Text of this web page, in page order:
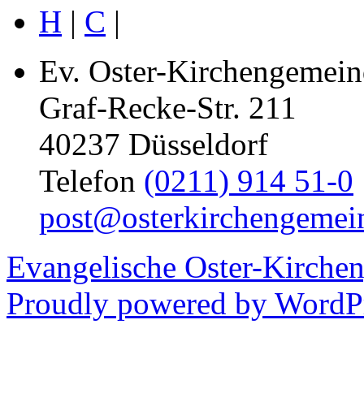
H | C |
Ev. Oster-
Graf-Recke-Str. 211
40237 Düsseldorf
Telefon (0211) 914 51-0
Evangelische Oster-
Proudly powered by